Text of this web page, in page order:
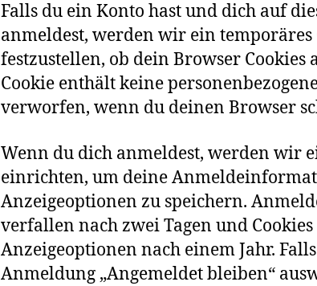
Falls du ein Konto hast und dich auf
anmeldest, werden wir ein temporäres
festzustellen, ob dein Browser Cookies
Cookie enthält keine
verworfen, wenn du deinen Browser
Wenn du dich anmeldest, werden wir
einrichten, um deine
Anzeigeoptionen zu speichern.
verfallen nach zwei Tagen und
Anzeigeoptionen nach einem Jahr.
Anmeldung „Angemeldet bleiben“